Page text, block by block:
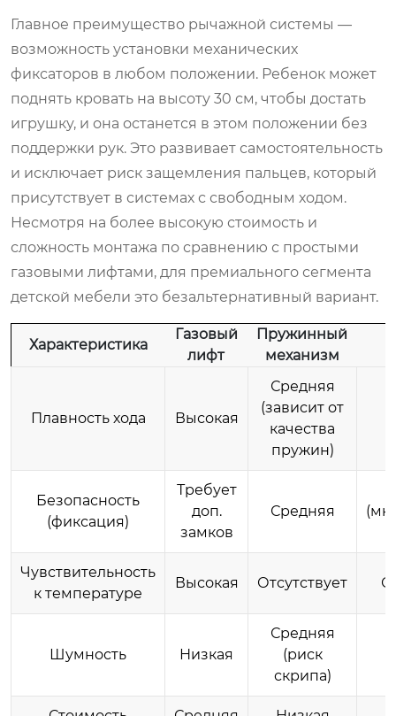
Главное преимущество рычажной системы —
возможность установки механических
фиксаторов в любом положении. Ребенок может
поднять кровать на высоту 30 см, чтобы достать
игрушку, и она останется в этом положении без
поддержки рук. Это развивает самостоятельность
и исключает риск защемления пальцев, который
присутствует в системах с свободным ходом.
Несмотря на более высокую стоимость и
сложность монтажа по сравнению с простыми
газовыми лифтами, для премиального сегмента
детской мебели это безальтернативный вариант.
Характеристика
Газовый
лифт
Пружинный
механизм
Плавность хода Высокая
Средняя
(зависит от
качества
пружин)
Безопасность
(фиксация)
Требует
доп.
замков
Средняя
Чувствительность
к температуре
Высокая Отсутствует
Шумность Низкая
Средняя
(риск
скрипа)